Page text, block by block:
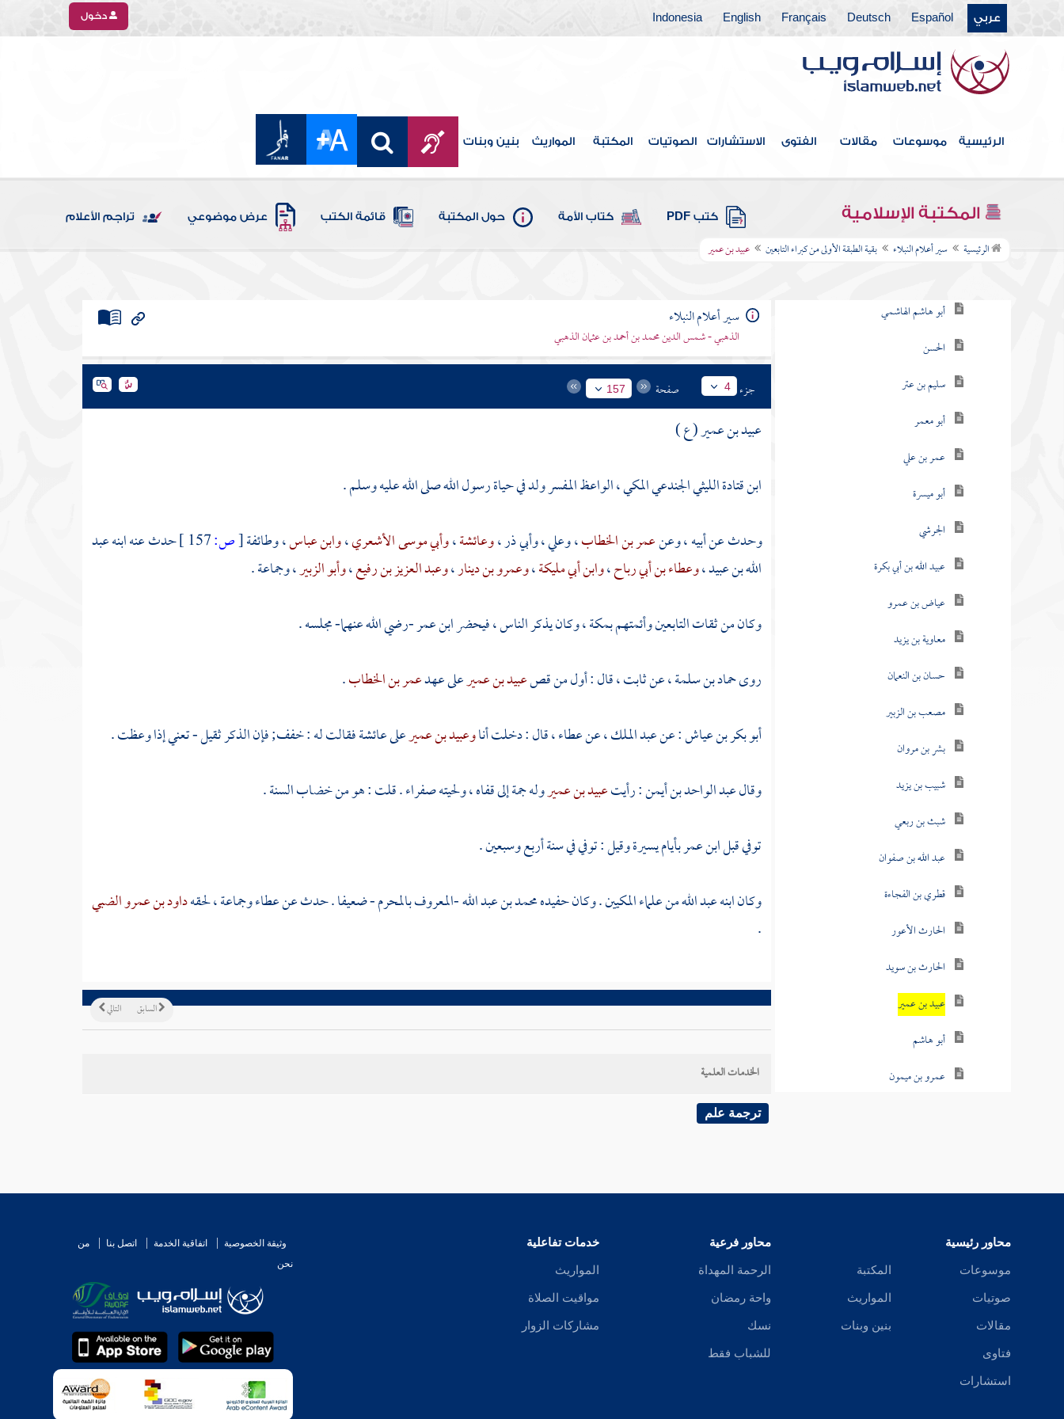
عربي Español
Deutsch
Français
English
Indonesia دخول
الرئيسية موسوعات مقالات الفتوى الاستشارات الصوتيات المكتبة المواريث بنين وبنات
المكتبة الإسلامية كتب PDF كتاب الأمة حول المكتبة قائمة الكتب عرض موضوعي تراجم الأعلام
الرئيسية سير أعلام النبلاء بقية الطبقة الأولى من كبراء التابعين عبيد بن عمير
فهرس الكتاب
الصحابة رضوان الله عليهم
ومن بقايا صغار الصحابة
ومن صغار الصحابة
كبار التابعين
وممن أدرك زمان النبوة
بقية الطبقة الأولى من كبراء التابعين
أبو هاشم الهاشمي
الحسن
سليم بن عتر
أبو معمر
عمر بن علي
أبو ميسرة
الجرشي
عبيد الله بن أبي بكرة
عياض بن عمرو
معاوية بن يزيد
حسان بن النعمان
مصعب بن الزبير
بشر بن مروان
شبيب بن يزيد
شبث بن ربعي
عبد الله بن صفوان
قطري بن الفجاءة
الحارث الأعور
الحارث بن سويد
عبيد بن عمير
أبو هاشم
عمرو بن ميمون
عمر بن عبيد الله
أبو عمرو الشيباني
المعرور بن سويد
سير أعلام النبلاء
الذهبي - شمس الدين محمد بن أحمد بن عثمان الذهبي
جزء 4 صفحة 157
عبيد بن عمير ( ع )
ابن قتادة الليثي الجندعي المكي ، الواعظ المفسر ولد في حياة رسول الله صلى الله عليه وسلم .
وحدث عن أبيه ، وعنعمر بن الخطاب،وعلي،وأبي ذر،وعائشة،وأبي موسى الأشعري،وابن عباس، وطائفة[ص: حدث عنه ابنهعبد
الله بن عبيد،وعطاء بن أبي رباح،وابن أبي مليكة،وعمرو بن دينار،وعبد العزيز بن رفيع،وأبو الزبير، وجماعة .
وكان من ثقات التابعين وأئمتهمبمكة، وكان يذكر الناس ، فيحضرابن عمر-رضي الله عنهما- مجلسه .
روىحماد بن سلمة، عنثابت، قال : أول من قصعبيد بن عميرعلى عهدعمر بن الخطاب.
أبو بكر بن عياش: عنعبد الملك، عنعطاء، قال : دخلت أناوعبيد بن عميرعلىعائشةفقالت له : خفف; فإن الذكر ثقيل - تعني إذا وعظت .
وقالعبد الواحد بن أيمن: رأيتعبيد بن عميروله جمة إلى قفاه ، ولحيته صفراء . قلت : هو من خضاب السنة .
توفي قبلابن عمربأيام يسيرة وقيل : توفي في سنة أربع وسبعين .
وكان ابنهعبد اللهمن علماء المكيين . وكان حفيدهمحمد بن عبد الله -المعروف بالمحرم- ضعيفا . حدث عنعطاءوجماعة ، لحقهداود بن عمرو الضبي
.
التالي السابق
الخدمات العلمية
ترجمة علم
محاور رئيسية
موسوعات
صوتيات
مقالات
فتاوى
استشارات
المكتبة
المواريث
بنين وبنات
محاور فرعية
الرحمة المهداة
واحة رمضان
نسك
للشباب فقط
خدمات تفاعلية
المواريث
مواقيت الصلاة
مشاركات الزوار
وثيقة الخصوصية اتفاقية الخدمة اتصل بنا
من
نحن